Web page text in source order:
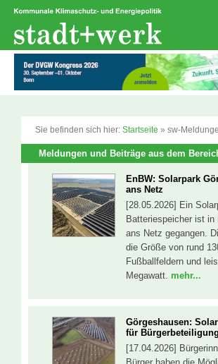
Zum
springen
Sie befinden sich hier: Startseite » sw-
Meldungen und Beiträge aus dem
EnBW: Solarpark
ans Netz
[28.05.2026] Ein
Batteriespeicher ist in
ans Netz gegangen.
die Größe von rund
Fußballfeldern und
Megawatt. mehr...
Görgeshausen:
für Bürgerbeteiligung
[17.04.2026]